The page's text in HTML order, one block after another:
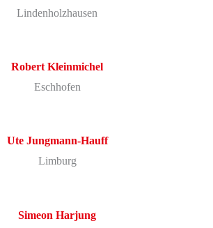
Lindenholzhausen
Robert Kleinmichel
Eschhofen
Ute Jungmann-Hauff
Limburg
Simeon Harjung